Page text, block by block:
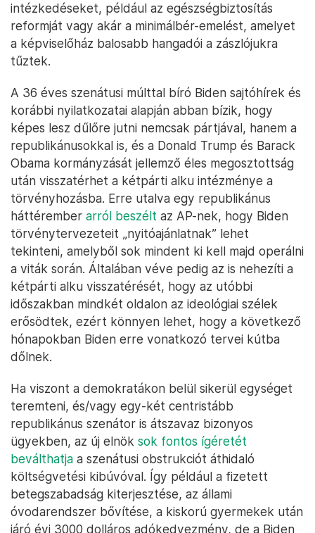
intézkedéseket, például az egészségbiztosítás
reformját vagy akár a minimálbér-emelést, amelyet
a képviselőház balosabb hangadói a zászlójukra
tűztek.
A 36 éves szenátusi múlttal bíró Biden sajtóhírek és
korábbi nyilatkozatai alapján abban bízik, hogy
képes lesz dűlőre jutni nemcsak pártjával, hanem a
republikánusokkal is, és a Donald Trump és Barack
Obama kormányzását jellemző éles megosztottság
után visszatérhet a kétpárti alku intézménye a
törvényhozásba. Erre utalva egy republikánus
háttérember arról beszélt az AP-nek, hogy Biden
törvénytervezeteit „nyitóajánlatnak” lehet
tekinteni, amelyből sok mindent ki kell majd operálni
a viták során. Általában véve pedig az is nehezíti a
kétpárti alku visszatérését, hogy az utóbbi
időszakban mindkét oldalon az ideológiai szélek
erősödtek, ezért könnyen lehet, hogy a következő
hónapokban Biden erre vonatkozó tervei kútba
dőlnek.
Ha viszont a demokratákon belül sikerül egységet
teremteni, és/vagy egy-két centristább
republikánus szenátor is átszavaz bizonyos
ügyekben, az új elnök sok fontos ígéretét
beválthatja a szenátusi obstrukciót áthidaló
költségvetési kibúvóval. Így például a fizetett
betegszabadság kiterjesztése, az állami
óvodarendszer bővítése, a kiskorú gyermekek után
járó évi 3000 dolláros adókedvezmény, de a Biden